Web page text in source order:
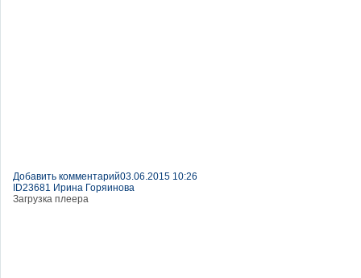
Добавить комментарий03.06.2015 10:26
ID23681 Ирина Горяинова
Загрузка плеера